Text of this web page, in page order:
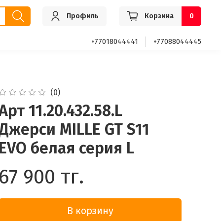
Профиль Корзина 0
+77018044441 +77088044445
(0)
11.20.432.58.L
MILLE GT S11
белая серия L
900 тг.
В корзину